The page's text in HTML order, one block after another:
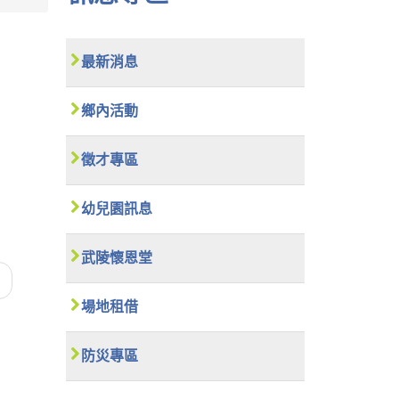
最新消息
鄉內活動
徵才專區
幼兒園訊息
武陵懷恩堂
場地租借
防災專區